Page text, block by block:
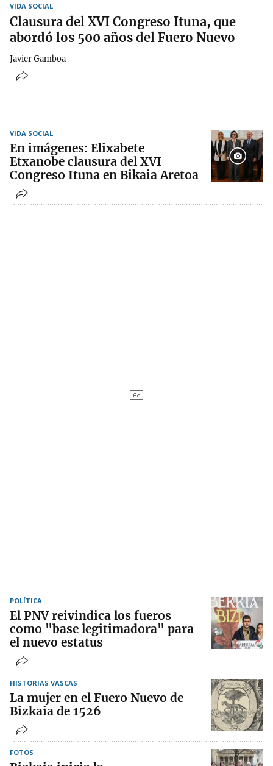
VIDA SOCIAL
Clausura del XVI Congreso Ituna, que
abordó los 500 años del Fuero Nuevo
Javier Gamboa
VIDA SOCIAL
En imágenes: Elixabete
Etxanobe clausura del XVI
Congreso Ituna en Bikaia Aretoa
POLÍTICA
El PNV reivindica los fueros
como "base legitimadora" para
el nuevo estatus
HISTORIAS VASCAS
La mujer en el Fuero Nuevo de
Bizkaia de 1526
FOTOS